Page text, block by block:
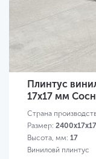
Плинтус
17х17 мм
Страна
Размер:
Высота, мм: 17
Виниловй плинтус